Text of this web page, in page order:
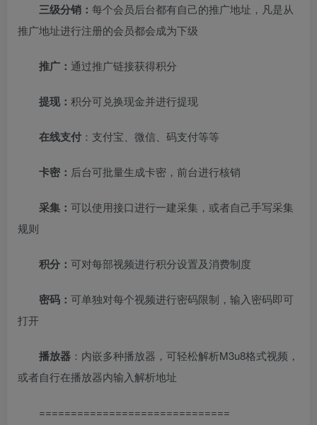
三级分销： 每个会员后台都有自己的推广地址，凡是从
推广地址进行注册的会员都会成为下级
推广： 通过推广链接获得积分
提现： 积分可兑换现金并进行提现
在线支付 ：支付宝、微信、码支付等等
卡密： 后台可批量生成卡密，前台进行核销
采集： 可以使用接口进行一建采集，或者自己手写采集
规则
积分： 可对每部视频进行积分设置及消费制度
密码： 可单独对每个视频进行密码限制，输入密码即可
打开
播放器 ：内嵌多种播放器，可轻松解析M3u8格式视频，
或者自行在播放器内输入解析地址
==============================